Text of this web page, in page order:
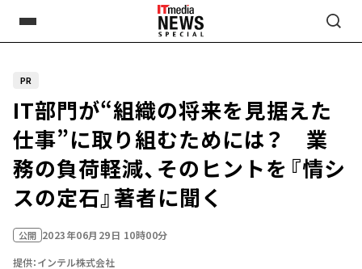
PR
IT部門が“組織の将来を見据えた
仕事”に取り組むためには？ 業
務の負荷軽減、そのヒントを『情シ
スの定石』著者に聞く
公開 2023年06月29日 10時00分
提供：インテル株式会社